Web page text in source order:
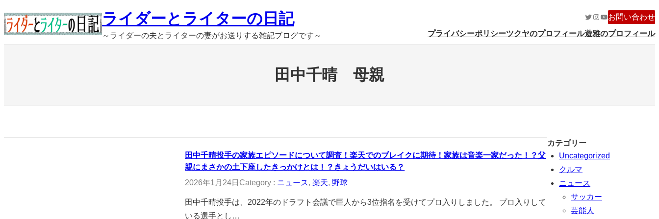
容
を
ライダーとライターの日記
～ライダーの夫とライターの妻がお送りする雑記ブログです～
Twitter
Instagram
YouTube
お問い合わせ
プライバシーポリシーツクヤのプロフィール遊雅のプロフィール
田中千晴 母親
田中千晴投手の家族エピソードについて調査！楽天でのブレイクに期待！家族は音楽一家だった！？父
親にまさかの土下座したきっかけとは！？きょうだいはいる？
2026年1月24日 Category : ニュース, 楽天, 野球
田中千晴投手は、2022年のドラフト会議で巨人から3位指名を受けてプロ入りしました。 プロ入りして
いる選手とし…
カテゴリー
Uncategorized
クルマ
ニュース
サッカー
芸能人